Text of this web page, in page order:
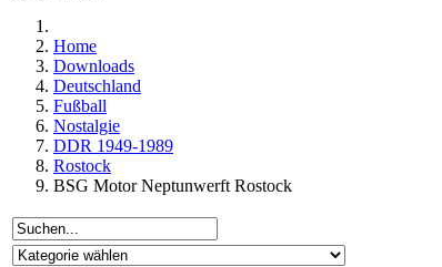
Home
Downloads
Deutschland
Fußball
Nostalgie
DDR 1949-1989
Rostock
BSG Motor Neptunwerft Rostock